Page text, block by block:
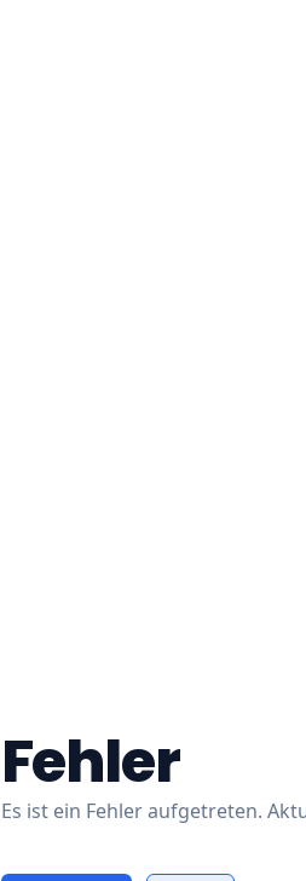
Fehler
Es ist ein Fehler aufgetreten.